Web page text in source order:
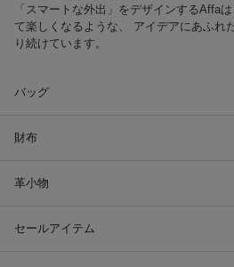
「スマートな外出」をデザインするAffa
て楽しくなるような、 アイデアにあふれ
り続けています。
バッグ
財布
革小物
セールアイテム